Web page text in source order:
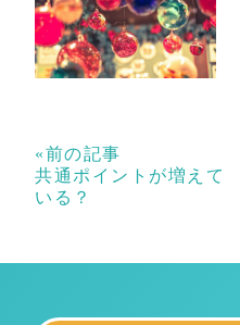
«前の記事
共通ポイントが増えて
いる？